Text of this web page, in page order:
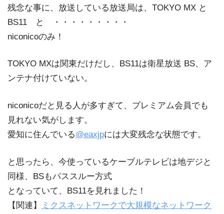
残念な事に、放送している放送局は、TOKYO MX と
BS11 と ・・・・・・・・・
niconicoのみ！
TOKYO MXは関東だけだし、BS11は衛星放送 BS、ア
ンテナ付けていない。
niconicoだと見る人が多すぎて、プレミアム会員でも
見れない気がします。
愛知に住んでいる@eaxjpには大変残念な状態です。
と思ったら、今使っているケーブルテレビは地デジと
同様、BSもパススルー方式
となっていて、BS11を見れました！
【関連】
ミクスネットワークで大規模なネットワーク